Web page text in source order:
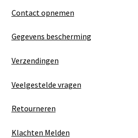
Contact opnemen
Gegevens bescherming
Verzendingen
Veelgestelde vragen
Retourneren
Klachten Melden